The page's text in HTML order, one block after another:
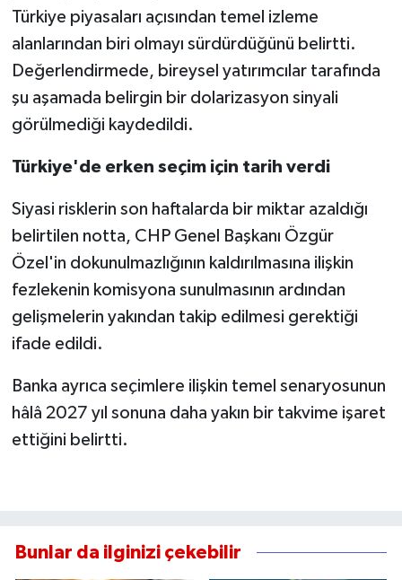
Türkiye piyasaları açısından temel izleme
alanlarından biri olmayı sürdürdüğünü belirtti.
Değerlendirmede, bireysel yatırımcılar tarafında
şu aşamada belirgin bir dolarizasyon sinyali
görülmediği kaydedildi.
Türkiye'de erken seçim için tarih verdi
Siyasi risklerin son haftalarda bir miktar azaldığı
belirtilen notta, CHP Genel Başkanı Özgür
Özel'in dokunulmazlığının kaldırılmasına ilişkin
fezlekenin komisyona sunulmasının ardından
gelişmelerin yakından takip edilmesi gerektiği
ifade edildi.
Banka ayrıca seçimlere ilişkin temel senaryosunun
hâlâ 2027 yıl sonuna daha yakın bir takvime işaret
ettiğini belirtti.
Bunlar da ilginizi çekebilir